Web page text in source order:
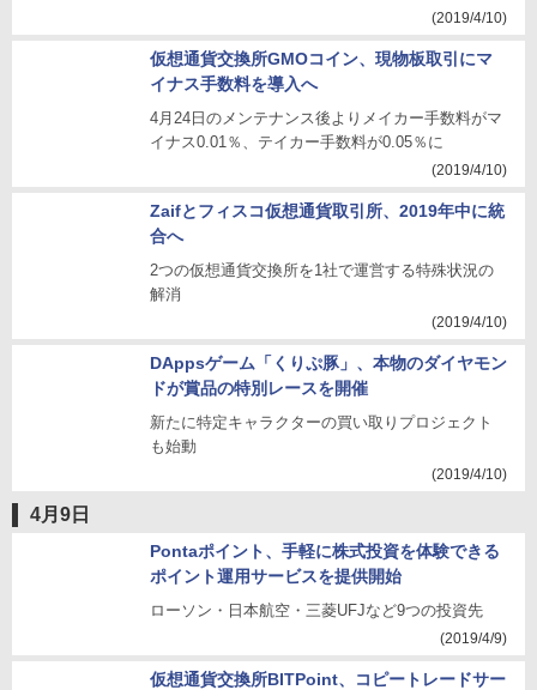
(2019/4/10)
仮想通貨交換所GMOコイン、現物板取引にマ
イナス手数料を導入へ
4月24日のメンテナンス後よりメイカー手数料がマ
イナス0.01％、テイカー手数料が0.05％に
(2019/4/10)
Zaifとフィスコ仮想通貨取引所、2019年中に統
合へ
2つの仮想通貨交換所を1社で運営する特殊状況の
解消
(2019/4/10)
DAppsゲーム「くりぷ豚」、本物のダイヤモン
ドが賞品の特別レースを開催
新たに特定キャラクターの買い取りプロジェクト
も始動
(2019/4/10)
4月9日
Pontaポイント、手軽に株式投資を体験できる
ポイント運用サービスを提供開始
ローソン・日本航空・三菱UFJなど9つの投資先
(2019/4/9)
仮想通貨交換所BITPoint、コピートレードサー